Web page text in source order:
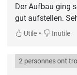
Der Aufbau ging
gut aufstellen.
Utile • Inutile
2 personnes ont